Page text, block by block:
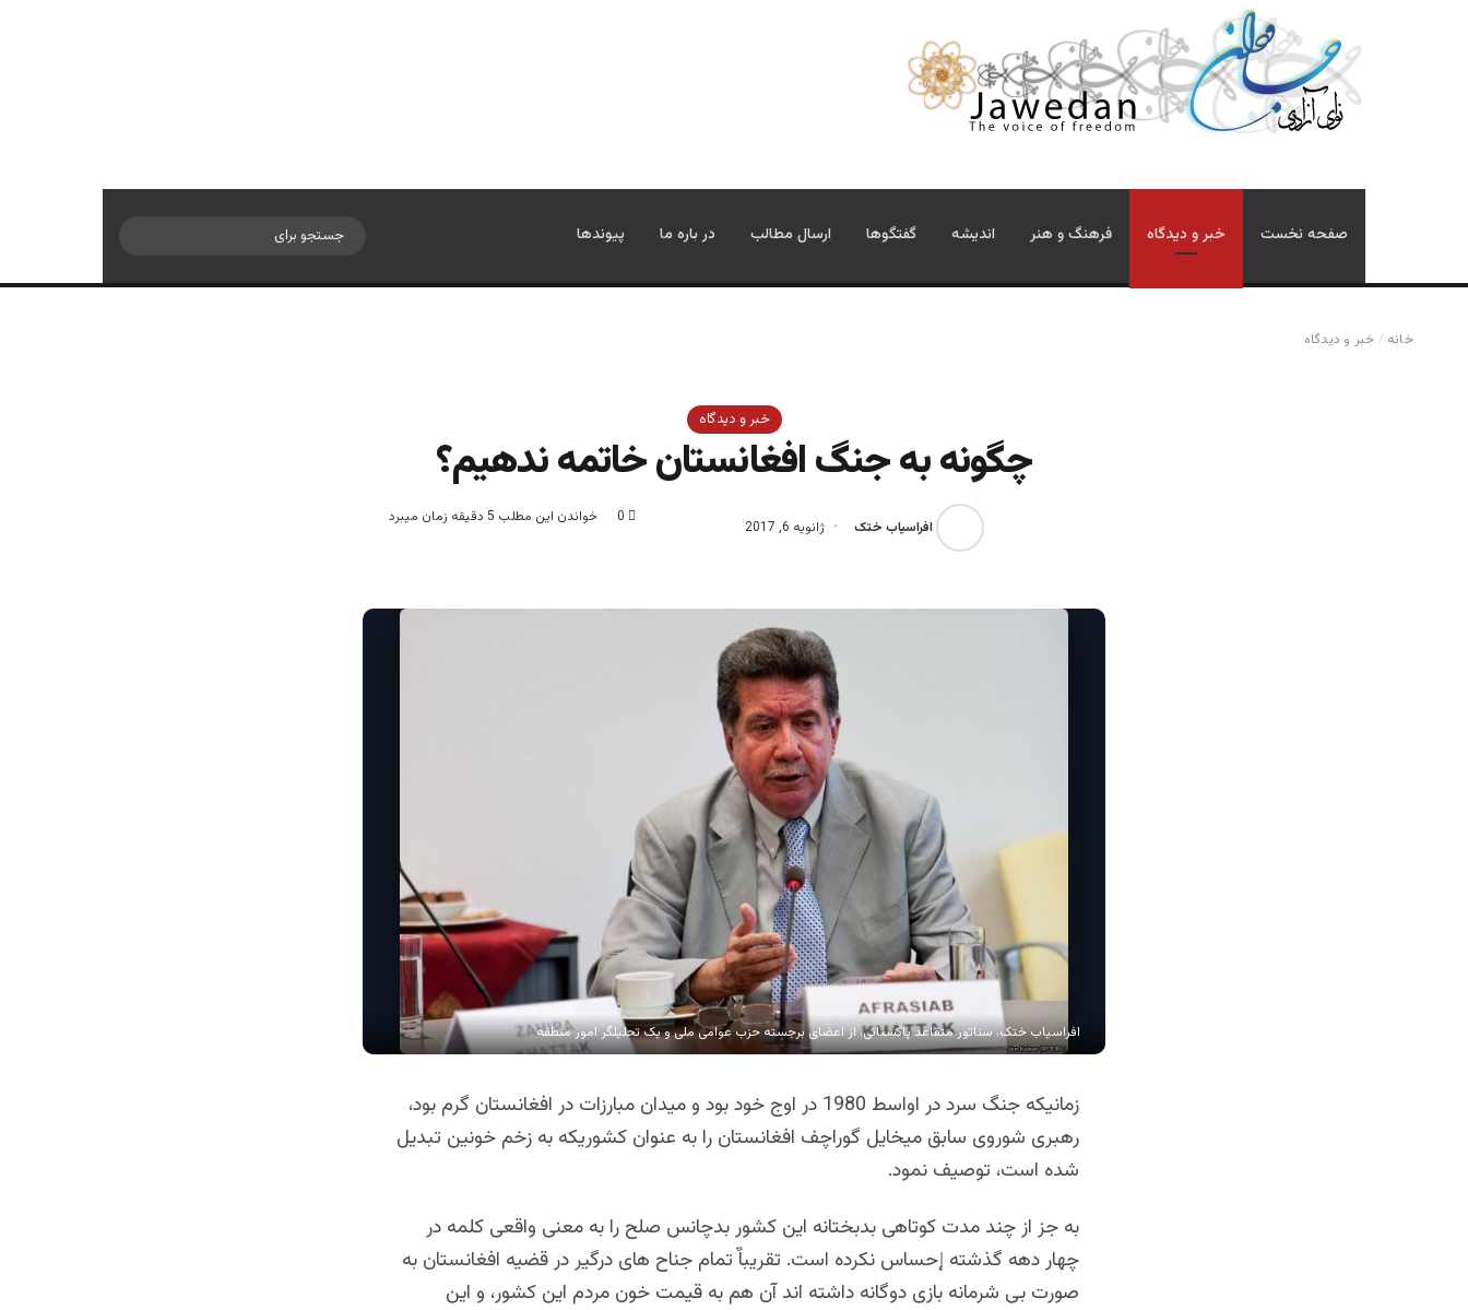
صفحه نخست خبر و دیدگاه فرهنگ و هنر اندیشه گفتگوها ارسال مطالب در باره ما پیوندها
خانه / خبر و دیدگاه
خبر و دیدگاه
چگونه به جنگ افغانستان خاتمه ندهیم؟
افراسیاب ختک ژانویه 6, 2017
0 خواندن این مطلب 5 دقیقه زمان میبرد
افراسیاب ختک، سناتور متقاعد پاکستانی، از اعضای برجسته حزب عوامی ملی و یک تحلیلگر امور منطقه
زمانیکه جنگ سرد در اواسط 1980 در اوج خود بود و میدان مبارزات در افغانستان گرم بود،
رهبری شوروی سابق میخایل گوراچف افغانستان را به عنوان کشوریکه به زخم خونین تبدیل
شده است، توصیف نمود.
به جز از چند مدت کوتاهی بدبختانه این کشور بدچانس صلح را به معنی واقعی کلمه در
چهار دهه گذشته إحساس نکرده است. تقریباٌ تمام جناح های درگیر در قضیه افغانستان به
صورت بی شرمانه بازی دوگانه داشته اند آن هم به قیمت خون مردم این کشور، و این